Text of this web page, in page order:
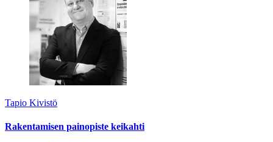
Tapio Kivistö
Rakentamisen painopiste keikahti